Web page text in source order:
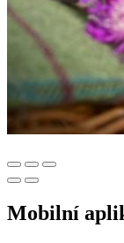
Mobilní